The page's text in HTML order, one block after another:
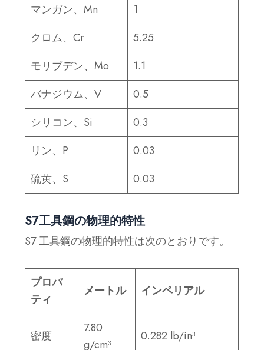
マンガン、Mn
1
クロム、Cr
5.25
モリブデン、Mo
1.1
バナジウム、V
0.5
シリコン、Si
0.3
リン、P
0.03
硫黄、S
0.03
S7工具鋼の物理的特性
S7 工具鋼の物理的特性は次のとおりです。
プロパ
ティ
メートル インペリアル
密度
7.80
g/cm³
0.282 lb/in³